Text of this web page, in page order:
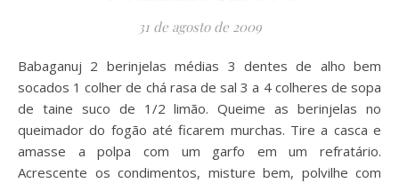
31 de agosto de 2009
Babaganuj 2 berinjelas médias 3 dentes de alho bem
socados 1 colher de chá rasa de sal 3 a 4 colheres de sopa
de taine suco de 1/2 limão. Queime as berinjelas no
queimador do fogão até ficarem murchas. Tire a casca e
amasse a polpa com um garfo em um refratário.
Acrescente os condimentos, misture bem, polvilhe com